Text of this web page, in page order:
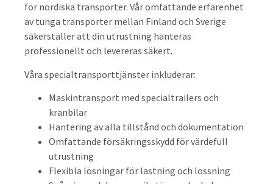
för nordiska transporter. Vår omfattande erfarenhet
av tunga transporter mellan Finland och Sverige
säkerställer att din utrustning hanteras
professionellt och levereras säkert.
Våra specialtransporttjänster inkluderar:
Maskintransport med specialtrailers och
kranbilar
Hantering av alla tillstånd och dokumentation
Omfattande försäkringsskydd för värdefull
utrustning
Flexibla lösningar för lastning och lossning